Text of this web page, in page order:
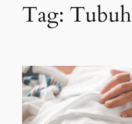
Tag: Tubuh